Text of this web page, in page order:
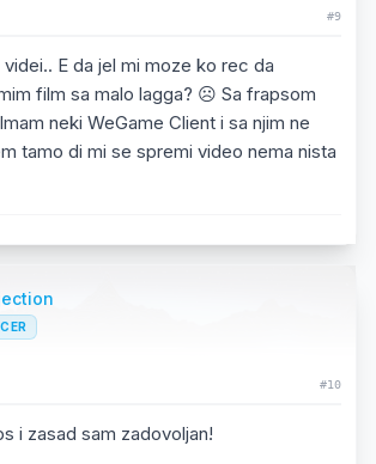
#9
videi.. E da jel mi moze ko rec da
film sa malo lagga? ☹️ Sa frapsom
neki WeGame Client i sa njim ne
tamo di mi se spremi video nema nista
#10
i zasad sam zadovoljan!